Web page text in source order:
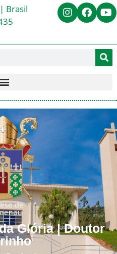
Brasil
Glória | Doutor